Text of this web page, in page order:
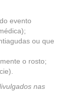
evento
ou que
o rosto;
nas